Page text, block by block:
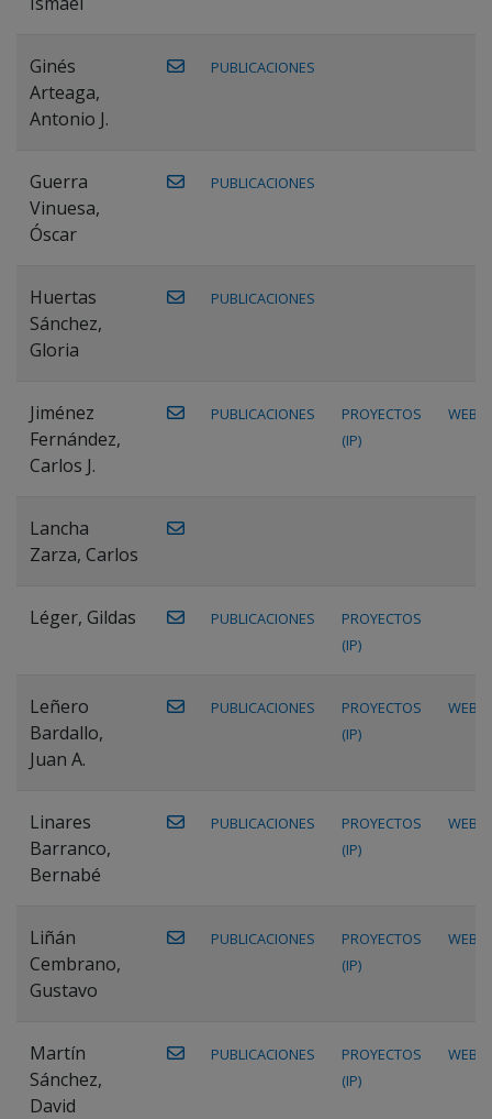
Ginés
Arteaga,
Antonio J.
PUBLICACIONES
Guerra
Vinuesa,
Óscar
PUBLICACIONES
Huertas
Sánchez,
Gloria
PUBLICACIONES
Jiménez
Fernández,
Carlos J.
PUBLICACIONES
PROYECTOS
(IP)
WEB
Lancha
Zarza, Carlos
Léger, Gildas PUBLICACIONES
PROYECTOS
(IP)
Leñero
Bardallo,
Juan A.
PUBLICACIONES
PROYECTOS
(IP)
WEB
Linares
Barranco,
Bernabé
PUBLICACIONES
PROYECTOS
(IP)
WEB
Liñán
Cembrano,
Gustavo
PUBLICACIONES
PROYECTOS
(IP)
WEB
Martín
Sánchez,
David
PUBLICACIONES
PROYECTOS
(IP)
WEB